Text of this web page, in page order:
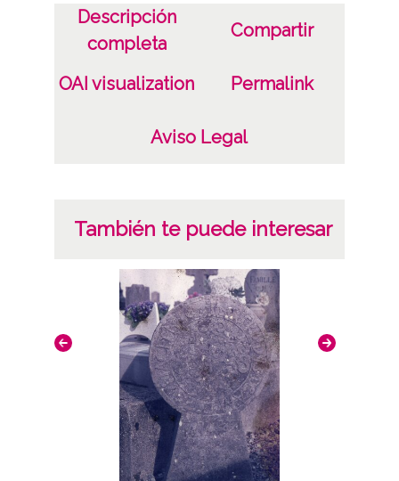
Aquitania (Francia)
Cauterets
Licencia de las imágenes
Descripción
completa
Compartir
OAI visualization Permalink
Aviso Legal
También te puede interesar